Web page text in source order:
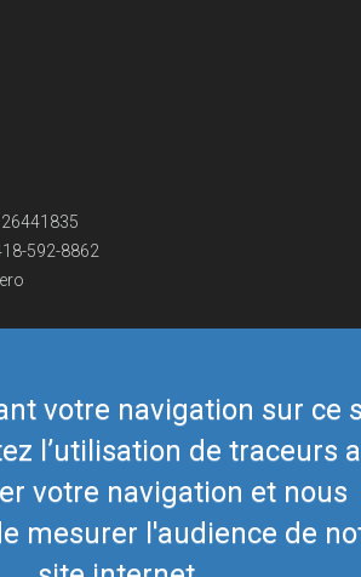
votre navigation sur ce
l’utilisation de traceurs
votre navigation et nous
mesurer l'audience de
592-8862
d'utilisation- Vie privée Back to top